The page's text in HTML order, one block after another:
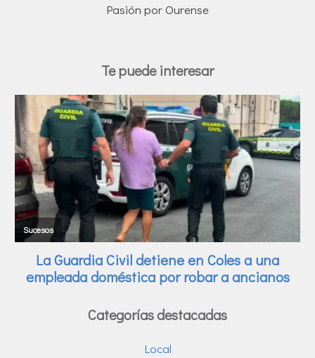
Pasión por Ourense
Te puede interesar
Categorías destacadas
Local